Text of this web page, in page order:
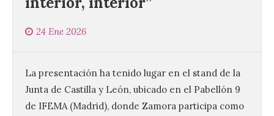
24 Ene 2026
La presentación ha tenido lugar en el stand de la
Junta de Castilla y León, ubicado en el Pabellón 9
de IFEMA (Madrid), donde Zamora participa como